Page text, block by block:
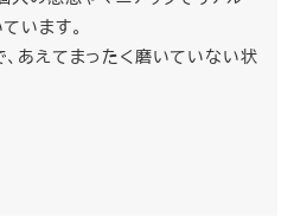
います。
あえてまったく磨いていない状